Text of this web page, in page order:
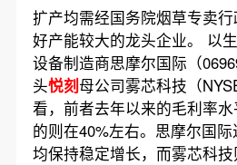
扩产均需经国务院烟草专卖
好产能较大的龙头企业。 以
设备制造商思摩尔国际（
头悦刻母公司雾芯科技（
看，前者去年以来的毛利率
的则在40%左右。思摩尔国
均保持稳定增长，而雾芯科